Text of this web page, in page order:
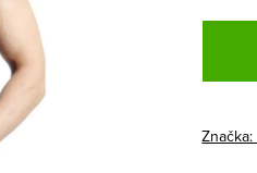
Měrná
Značka: